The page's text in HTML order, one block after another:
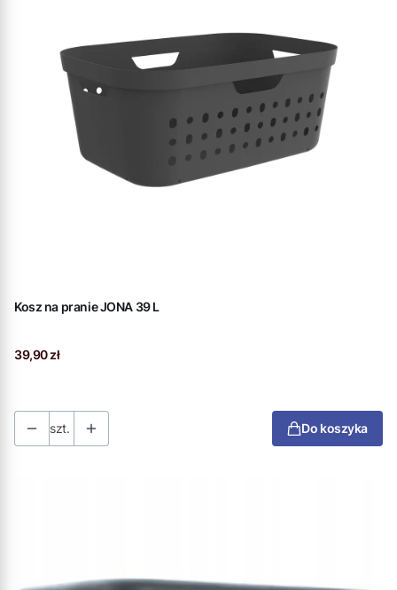
Kosz na pranie JONA 39 L
Cena
39,90 zł
szt. Do koszyka